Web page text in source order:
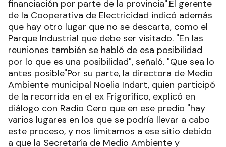
financiación por parte de la provincia".El gerente
de la Cooperativa de Electricidad indicó además
que hay otro lugar que no se descarta, como el
Parque Industrial que debe ser visitado. "En las
reuniones también se habló de esa posibilidad
por lo que es una posibilidad", señaló. "Que sea lo
antes posible"Por su parte, la directora de Medio
Ambiente municipal Noelia Indart, quien participó
de la recorrida en el ex Frigorífico, explicó en
diálogo con Radio Cero que en ese predio "hay
varios lugares en los que se podría llevar a cabo
este proceso, y nos limitamos a ese sitio debido
a que la Secretaría de Medio Ambiente y